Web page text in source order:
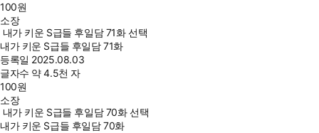
100원
소장
내가 키운 S급들 후일담 71화 선택
내가 키운 S급들 후일담 71화
등록일 2025.08.03
글자수 약 4.5천 자
100원
소장
내가 키운 S급들 후일담 70화 선택
내가 키운 S급들 후일담 70화